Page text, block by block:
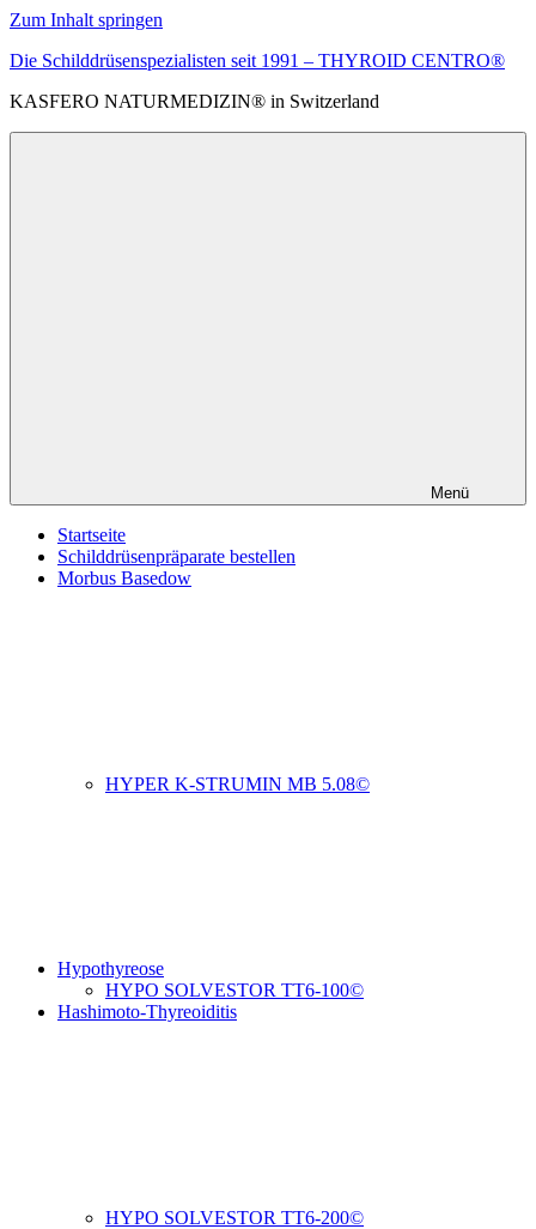
Zum Inhalt springen
Die Schilddrüsenspezialisten seit 1991 – THYROID CENTRO®
KASFERO NATURMEDIZIN® in Switzerland
Menü
Startseite
Schilddrüsenpräparate bestellen
Morbus Basedow
HYPER K-STRUMIN MB 5.08©
Hypothyreose
HYPO SOLVESTOR TT6-100©
Hashimoto-Thyreoiditis
HYPO SOLVESTOR TT6-200©